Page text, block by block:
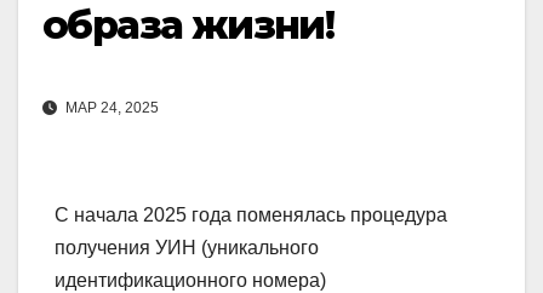
образа жизни!
МАР 24, 2025
С начала 2025 года поменялась процедура
получения УИН (уникального
идентификационного номера)